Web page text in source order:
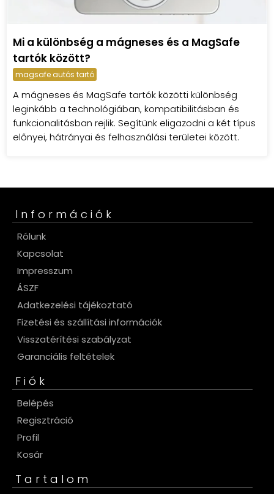
Mi a különbség a mágneses és a MagSafe
tartók között?
magsafe autós tartó
A mágneses és MagSafe tartók közötti különbség
leginkább a technológiában, kompatibilitásban és
funkcionalitásban rejlik. Segítünk eligazodni a két típus
előnyei, hátrányai és felhasználási területei között.
Információk
Rólunk
Kapcsolat
Impresszum
ÁSZF
Adatkezelési tájékoztató
Fizetési és szállítási információk
Visszatérítési szabályzat
Garanciális feltételek
Fiók
Belépés
Regisztráció
Profil
Kosár
Tartalom